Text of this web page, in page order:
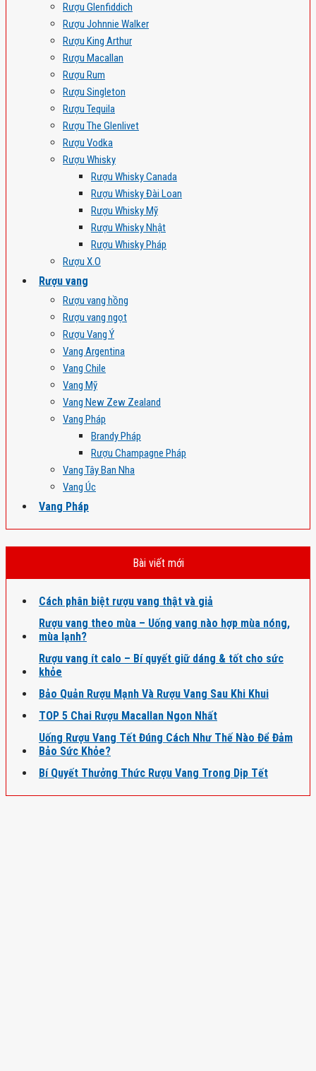
Rượu Glenfiddich
Rượu Johnnie Walker
Rượu King Arthur
Rượu Macallan
Rượu Rum
Rượu Singleton
Rượu Tequila
Rượu The Glenlivet
Rượu Vodka
Rượu Whisky
Rượu Whisky Canada
Rượu Whisky Đài Loan
Rượu Whisky Mỹ
Rượu Whisky Nhật
Rượu Whisky Pháp
Rượu X.O
Rượu vang
Rượu vang hồng
Rượu vang ngọt
Rượu Vang Ý
Vang Argentina
Vang Chile
Vang Mỹ
Vang New Zew Zealand
Vang Pháp
Brandy Pháp
Rượu Champagne Pháp
Vang Tây Ban Nha
Vang Úc
Vang Pháp
Bài viết mới
Cách phân biệt rượu vang thật và giả
Rượu vang theo mùa – Uống vang nào hợp mùa nóng,
mùa lạnh?
Rượu vang ít calo – Bí quyết giữ dáng & tốt cho sức
khỏe
Bảo Quản Rượu Mạnh Và Rượu Vang Sau Khi Khui
TOP 5 Chai Rượu Macallan Ngon Nhất
Uống Rượu Vang Tết Đúng Cách Như Thế Nào Để Đảm
Bảo Sức Khỏe?
Bí Quyết Thưởng Thức Rượu Vang Trong Dịp Tết